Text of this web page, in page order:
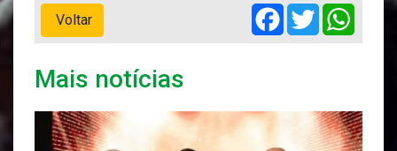
Voltar
Facebook
Twitter
Mais notícias